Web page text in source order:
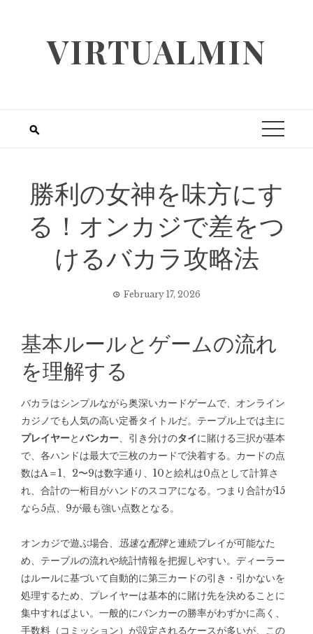
VIRTUALMIN
勝利の女神を味方にす
る！オンカジで差をつ
けるバカラ攻略法
February 17, 2026
基本ルールとゲームの流れ
を理解する
バカラはシンプルながら奥深いカードゲームで、オンライン
カジノでも人気の高い定番タイトルだ。テーブル上では主に
プレイヤーとバンカー、引き分けのタイに賭ける三択が基本
で、各ハンドは最大で三枚のカードで決着する。カードの点
数はA＝1、2〜9は数字通り、10と絵札は0点として計算さ
れ、合計の一桁目がハンドのスコアになる。つまり合計が15
なら5点、9が最も強い点数となる。
オンカジで遊ぶ場合、 迅速な配牌と連続プレイが可能なた
め、テーブルの流れや統計情報を把握しやすい。ディーラー
はルールに基づいて自動的に第三カードの引き・引かないを
処理するため、プレイヤーは基本的に賭け先を決めることに
集中すればよい。一般的にバンカーの勝率がわずかに高く、
手数料（コミッション）が設定されるケースが多いが、この